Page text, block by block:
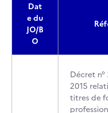
Dat
e du
JO/B
O
Décret
2015
titres de